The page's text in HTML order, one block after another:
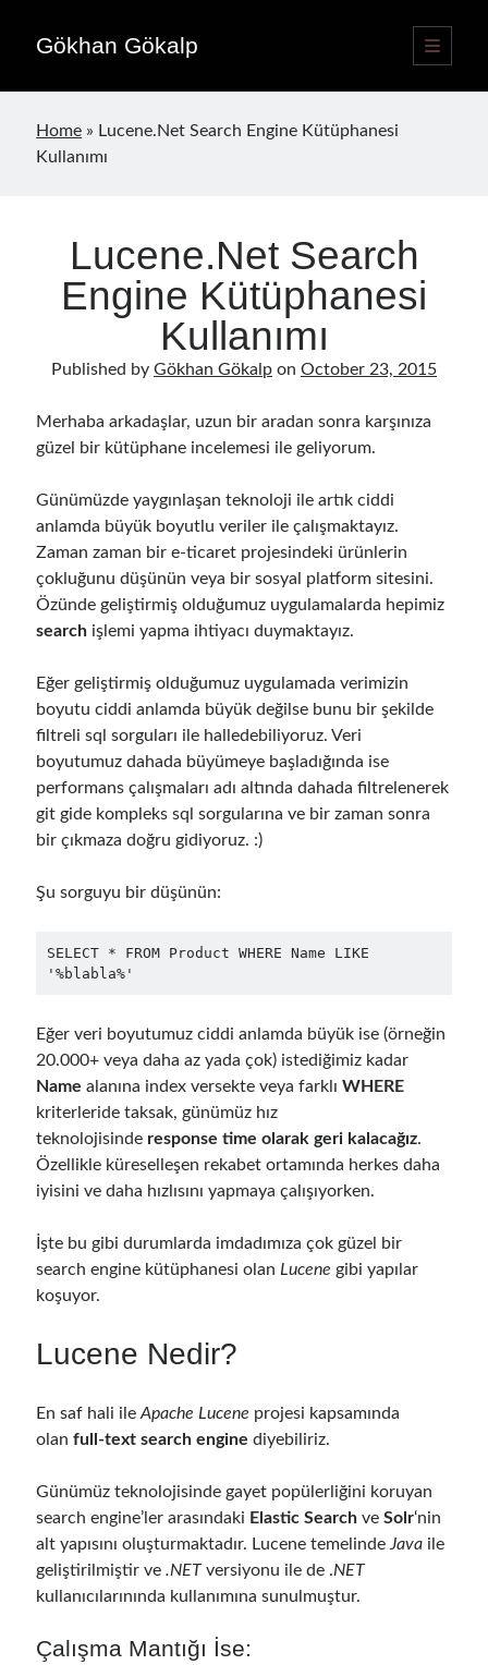
Gökhan Gökalp
open
primary
Sidebar
Publications
Follow
Gi
t
H
u
Li
n
ke
dI
.NET Core(25)
Actor Programming Model(3)
AI Agents(2)
ASP.NET Core
Aspect Oriented Programming (AOP)(1)
Azure (27)
CI (Continuous Integration)(4)
Cloud(3)
Containerizing (20)
dotnet(9)
GraphQL(1)
Logging(4)
Home » Lucene.Net Search Engine Kütüphanesi
Kullanımı
Lucene.Net Search
Engine Kütüphanesi
Kullanımı
Published by Gökhan Gökalp on October 23, 2015
Merhaba arkadaşlar, uzun bir aradan sonra karşınıza
güzel bir kütüphane incelemesi ile geliyorum.
Günümüzde yaygınlaşan teknoloji ile artık ciddi
anlamda büyük boyutlu veriler ile çalışmaktayız.
Zaman zaman bir e-ticaret projesindeki ürünlerin
çokluğunu düşünün veya bir sosyal platform sitesini.
Özünde geliştirmiş olduğumuz uygulamalarda hepimiz
search işlemi yapma ihtiyacı duymaktayız.
Eğer geliştirmiş olduğumuz uygulamada verimizin
boyutu ciddi anlamda büyük değilse bunu bir şekilde
filtreli sql sorguları ile halledebiliyoruz. Veri
boyutumuz dahada büyümeye başladığında ise
performans çalışmaları adı altında dahada filtrelenerek
git gide kompleks sql sorgularına ve bir zaman sonra
bir çıkmaza doğru gidiyoruz. :)
Şu sorguyu bir düşünün:
SELECT * FROM Product WHERE Name LIKE
'%blabla%'
Eğer veri boyutumuz ciddi anlamda büyük ise (örneğin
20.000+ veya daha az yada çok) istediğimiz kadar
Name alanına index versekte veya farklıWHERE
kriterleride taksak, günümüz hız
teknolojisinde response time olarak geri kalacağız.
Özellikle küreselleşen rekabet ortamında herkes daha
iyisini ve daha hızlısını yapmaya çalışıyorken.
İşte bu gibi durumlarda imdadımıza çok güzel bir
search engine kütüphanesi olan Lucene gibi yapılar
koşuyor.
Lucene Nedir?
En saf hali ileApache Lucene projesi kapsamında
olanfull-text search engine diyebiliriz.
Günümüz teknolojisinde gayet popülerliğini koruyan
search engine’ler arasındaki Elastic Search veSolr‘nin
alt yapısını oluşturmaktadır. Lucene temelinde Java ile
geliştirilmiştir ve.NETversiyonu ile de .NET
kullanıcılarınında kullanımına sunulmuştur.
Çalışma Mantığı İse: